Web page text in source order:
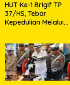
HUT Ke-1 Brigif TP
37/HS, Tebar
Kepedulian Melalui
Harapan Hidup Bagi
Yang
Membutuhkan